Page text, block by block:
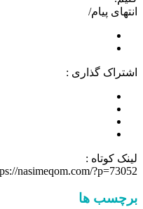
انتهای پیام/
اشتراک گذاری :
لینک کوتاه :
nasimeqom.com/?p=73052
برچسب ها